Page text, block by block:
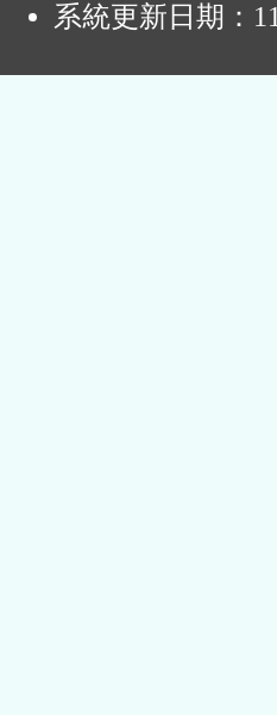
系統更新日期：